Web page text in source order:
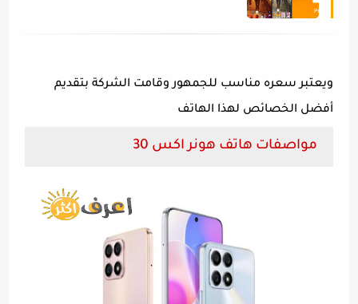
ويعتبر سعره مناسب للجمهور وقامت الشركة بتقديم
أفضل الخصائص لهذا الهاتف
مواصفات هاتف هونر اكس 30